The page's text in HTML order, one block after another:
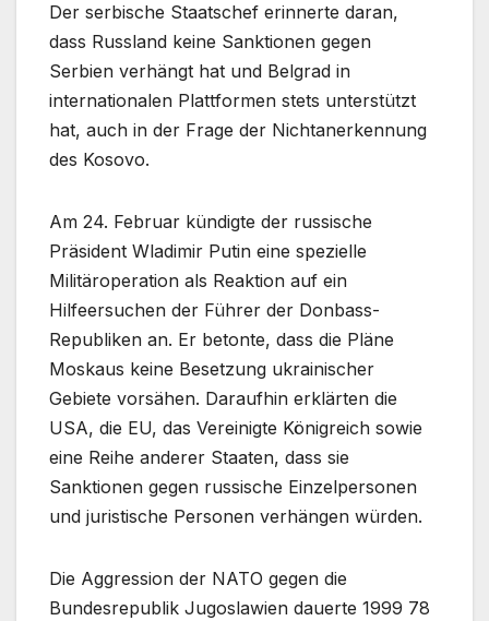
Der serbische Staatschef erinnerte daran,
dass Russland keine Sanktionen gegen
Serbien verhängt hat und Belgrad in
internationalen Plattformen stets unterstützt
hat, auch in der Frage der Nichtanerkennung
des Kosovo.
Am 24. Februar kündigte der russische
Präsident Wladimir Putin eine spezielle
Militäroperation als Reaktion auf ein
Hilfeersuchen der Führer der Donbass-
Republiken an. Er betonte, dass die Pläne
Moskaus keine Besetzung ukrainischer
Gebiete vorsähen. Daraufhin erklärten die
USA, die EU, das Vereinigte Königreich sowie
eine Reihe anderer Staaten, dass sie
Sanktionen gegen russische Einzelpersonen
und juristische Personen verhängen würden.
Die Aggression der NATO gegen die
Bundesrepublik Jugoslawien dauerte 1999 78